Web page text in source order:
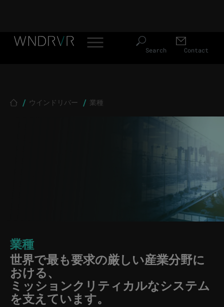
Skip to main content
Header Menu JP Search Contact
Breadcrumb
ウインドリバー 業種
業種
世界で最も要求の厳しい産業分野に
おける、
ミッションクリティカルなシステム
を支えています。